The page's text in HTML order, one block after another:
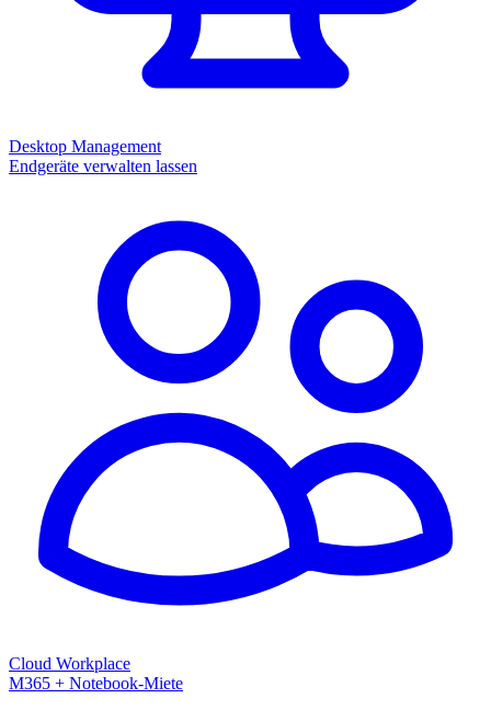
Desktop Management
Endgeräte verwalten lassen
Cloud Workplace
M365 + Notebook-Miete